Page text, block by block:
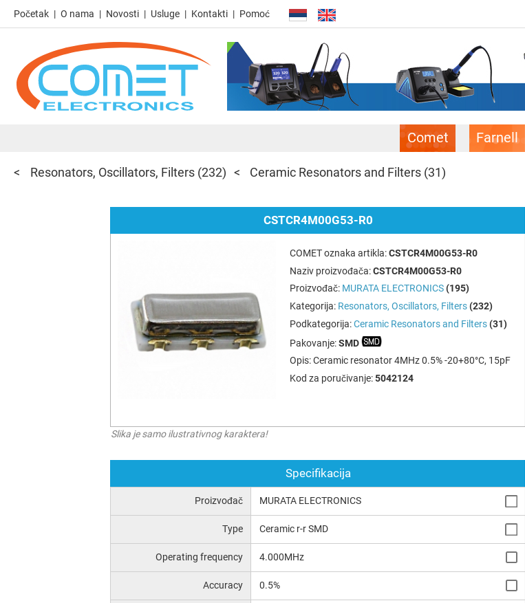
Početak O nama Novosti Usluge Kontakti Pomoć
Comet Farnell
Resonators, Oscillators, Filters (232) Ceramic Resonators and Filters (31)
CSTCR4M00G53-R0
COMET oznaka artikla:CSTCR4M00G53-R0
Naziv proizvođača:CSTCR4M00G53-R0
Proizvođač: MURATA ELECTRONICS (195)
Kategorija: Resonators, Oscillators, Filters (232)
Podkategorija:Ceramic Resonators and Filters (31)
Pakovanje:SMD
Opis:Ceramic resonator 4MHz 0.5% -20+80°C, 15pF
Kod za poručivanje:5042124
Slika je samo ilustrativnog karaktera!
Specifikacija
Proizvođač MURATA ELECTRONICS
Type Ceramic r-r SMD
Operating frequency 4.000MHz
Accuracy 0.5%